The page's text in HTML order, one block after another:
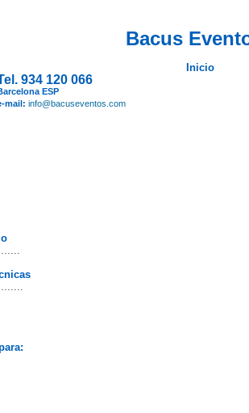
Bacus
Inicio
934 120 066
ESP
mail: info@bacuseventos.com